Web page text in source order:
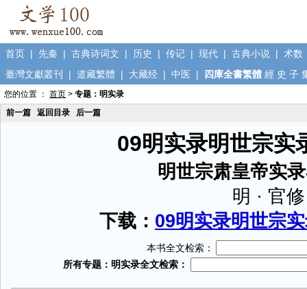
首页 | 先秦 | 古典诗词文 | 历史 | 传记 | 现代 | 古典小说 | 术数
臺灣文獻叢刊
| 道藏繁體 | 大藏经 | 中医 | 四庫全書繁體 經 史 子
您的位置 ： 首页 > 专题：明实录
前一篇
返回目录 后一篇
09明实录明世宗实
明世宗肃皇帝实
明 · 官修
下载： 09明实录明世宗
本书全文检索：